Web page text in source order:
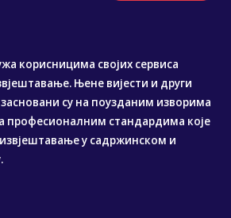
корисницима својих сервиса
Њене вијести и други
су на поузданим изворима
професионалним стандардима које
у садржинском и